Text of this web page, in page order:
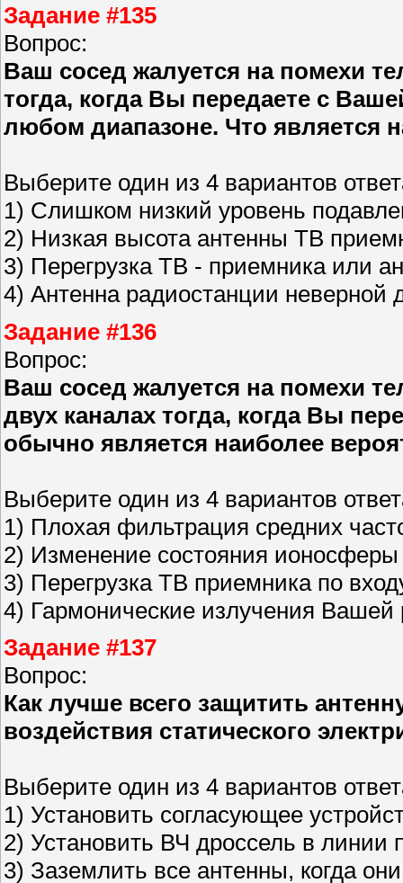
Задание #135
Вопрос:
Ваш сосед жалуется на помехи
тогда, когда Вы передаете с
любом диапазоне. Что является
Выберите один из 4 вариантов
1) Слишком низкий уровень
2) Низкая высота антенны ТВ
3) Перегрузка ТВ - приемника или
4) Антенна радиостанции неверной
Задание #136
Вопрос:
Ваш сосед жалуется на помехи
двух каналах тогда, когда Вы
обычно является наиболее
Выберите один из 4 вариантов
1) Плохая фильтрация средних
2) Изменение состояния ионосферы
3) Перегрузка ТВ приемника по
4) Гармонические излучения Вашей
Задание #137
Вопрос:
Как лучше всего защитить
воздействия статического
Выберите один из 4 вариантов
1) Установить согласующее
2) Установить ВЧ дроссель в линии
3) Заземлить все антенны, когда